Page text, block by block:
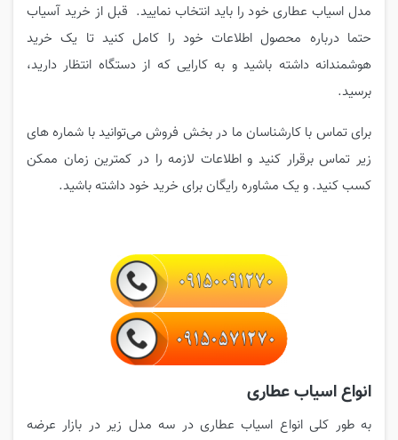
مدل اسیاب عطاری خود را باید انتخاب نمایید. قبل از خرید آسیاب
حتما درباره محصول اطلاعات خود را کامل کنید تا یک خرید
هوشمندانه داشته باشید و به کارایی که از دستگاه انتظار دارید،
برسید.
برای تماس با کارشناسان ما در بخش فروش می‌توانید با شماره های
زیر تماس برقرار کنید و اطلاعات لازمه را در کمترین زمان ممکن
کسب کنید. و یک مشاوره رایگان برای خرید خود داشته باشید.
انواع اسیاب عطاری
به طور کلی انواع اسیاب عطاری در سه مدل زیر در بازار عرضه